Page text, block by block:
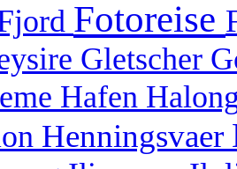
Fotoreise
Gletscher
Hafen
Henningsvaer